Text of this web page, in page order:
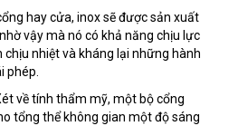
hay cửa, inox sẽ được sản xuất
vậy mà nó có khả năng chịu lực
nhiệt và kháng lại những hành
phép.
về tính thẩm mỹ, một bộ cổng
tổng thể không gian một độ sáng